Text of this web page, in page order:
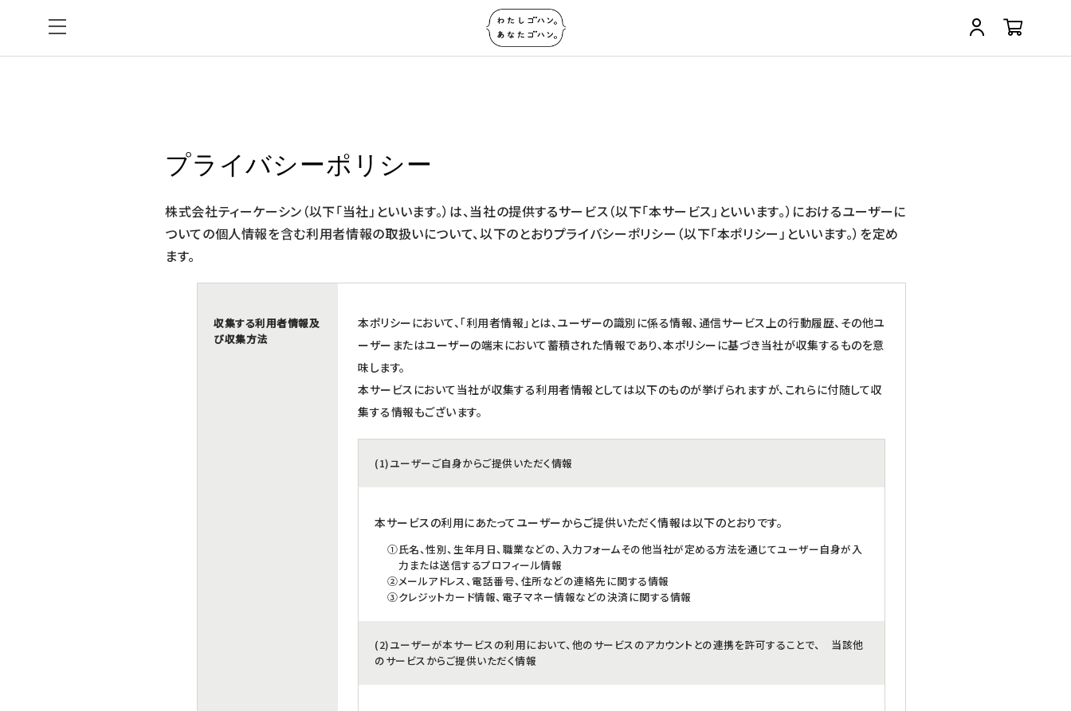
プライバシーポリシー
株式会社ティーケーシン（以下「当社」といいます。）は、当社の提供するサービス（以下「本サービス」といいます。）におけるユーザーに
ついての個人情報を含む利用者情報の取扱いについて、以下のとおりプライバシーポリシー（以下「本ポリシー」といいます。）を定め
ます。
収集する利用者情報及
び収集方法
本ポリシーにおいて、「利用者情報」とは、ユーザーの識別に係る情報、通信サービス上の行動履歴、その他ユ
ーザーまたはユーザーの端末において蓄積された情報であり、本ポリシーに基づき当社が収集するものを意
味します。
本サービスにおいて当社が収集する利用者情報としては以下のものが挙げられますが、これらに付随して収
集する情報もございます。
(1)ユーザーご自身からご提供いただく情報
本サービスの利用にあたってユーザーからご提供いただく情報は以下のとおりです。
①氏名、性別、生年月日、職業などの、入力フォームその他当社が定める方法を通じてユーザー自身が入
力または送信するプロフィール情報
②メールアドレス、電話番号、住所などの連絡先に関する情報
③クレジットカード情報、電子マネー情報などの決済に関する情報
(2)ユーザーが本サービスの利用において、他のサービスのアカウントとの連携を許可することで、 当該他
のサービスからご提供いただく情報